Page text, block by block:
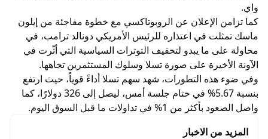
واي.
كما تزامن الإعلان عن الروبوتاكسي مع خطوة مفاجئة من إيلون
ماسك تمثلت في اعتذاره للرئيس الأمريكي دونالد ترامب، في
محاولة على ما يبدو لتخفيف التوترات السياسية التي أثّرت في
الآونة الأخيرة على صورة تسلا وسلوك المستثمرين تجاهها.
وفي ضوء هذه التطورات، شهد سهم تسلا أداءً قوياً، حيث ارتفع
بنسبة 5.67% في ختام جلسة أمس، ليصل إلى 326 دولارًا، كما
واصل الصعود بأكثر من 1% في تداولات ما قبل السوق اليوم.
المزيد من الاخبار